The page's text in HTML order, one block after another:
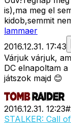
is),ma meg el
kidob,semmit
lammaer
2016.12.31. 17:43
Várjuk várjuk,
DC elnapoltam
játszok majd 😊
2016.12.31. 12:23#
STALKER: Call